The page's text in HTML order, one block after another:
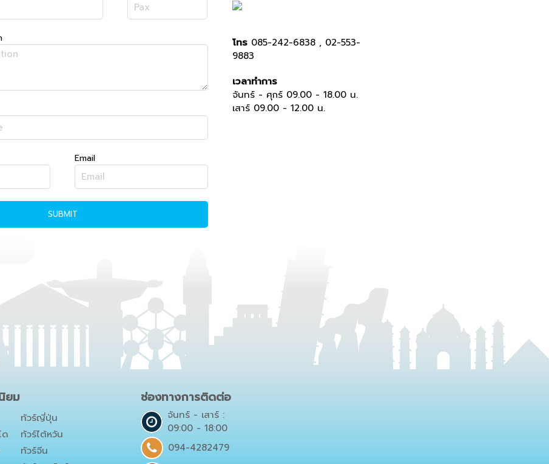
Email
SUBMIT
โทร085-242-6838 , 02-553-
9883
เวลาทำการ
จันทร์ - ศุกร์ 09.00 - 18.00 น.
เสาร์ 09.00 - 12.00 น.
ยม
ด
ทัวร์ญี่ปุ่น
ทัวร์ไต้หวัน
ทัวร์จีน
ช่องทางการติดต่อ
จันทร์ - เสาร์ :
09:00 - 18:00
094-4282479